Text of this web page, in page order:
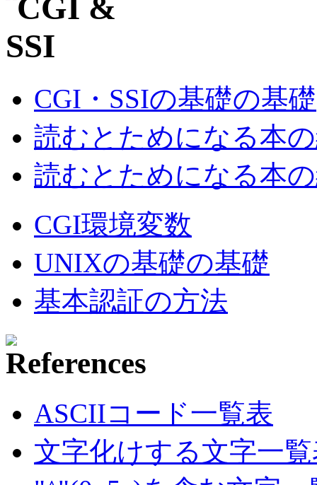
CGI・SSIの基礎の基礎
読むとためになる本
読むとためになる本
CGI環境変数
UNIXの基礎の基礎
基本認証の方法
ASCIIコード一覧表
文字化けする文字一